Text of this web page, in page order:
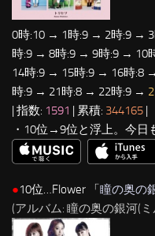
0時:10 → 1時:9 → 2時:9 →
時:9 → 8時:9 → 9時:9 → 10
14時:9 → 15時:9 → 16時:8
時:9 → 21時:8 → 22時:9 →
| 指数: 1591 | 累積: 344165 |
・10位→9位と浮上。今日
●10位…Flower 「瞳の奥の
(アルバム: 瞳の奥の銀河(